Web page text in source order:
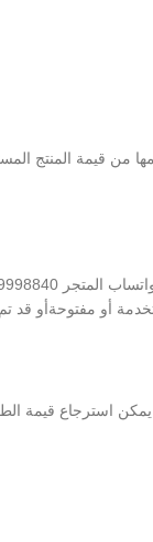
من قيمة المنتج
أو مفتوحةأو قد
استرجاع قيمة